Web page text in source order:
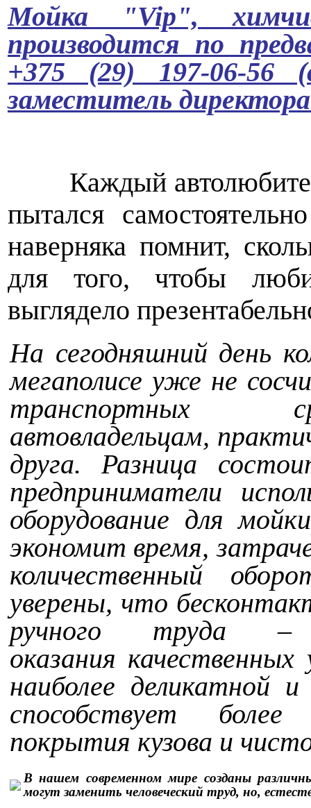
Мойка "Vip",
производится по
+375 (29) 197-06-
заместитель
Каждый
пытался
наверняка помнит,
для того, чтобы
выглядело
На сегодняшний день
мегаполисе уже не
транспортных
автовладельцам,
друга. Разница
предприниматели
оборудование для
экономит время,
количественный
уверены, что
ручного труда
оказания качественных
наиболее
способствует более
покрытия кузова и
В нашем современном мире созданы
могут заменить человеческий труд, но,